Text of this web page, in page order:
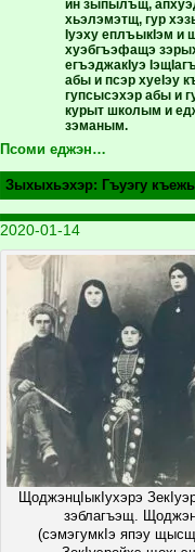
ин зыпылъщ,
хьэлэмэтщ, гур
Iуэху еплъыкIэм и
хуэбгъэфащэ
егъэджакIуэ
абы и псэр хуеIэу
гупсысэхэр абы и
курыт школым и
зэманым.
Псоми еджэн…
Зыхыхьэхэр: Гъуэгу
2020-01-14
ЩоджэнцIыкIухэрэ
зэблагъэщ.
(сэмэгумкIэ япэу